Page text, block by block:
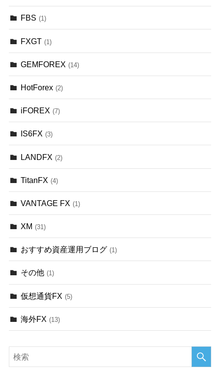
FBS (1)
FXGT (1)
GEMFOREX (14)
HotForex (2)
iFOREX (7)
IS6FX (3)
LANDFX (2)
TitanFX (4)
VANTAGE FX (1)
XM (31)
おすすめ資産運用ブログ (1)
その他 (1)
仮想通貨FX (5)
海外FX (13)